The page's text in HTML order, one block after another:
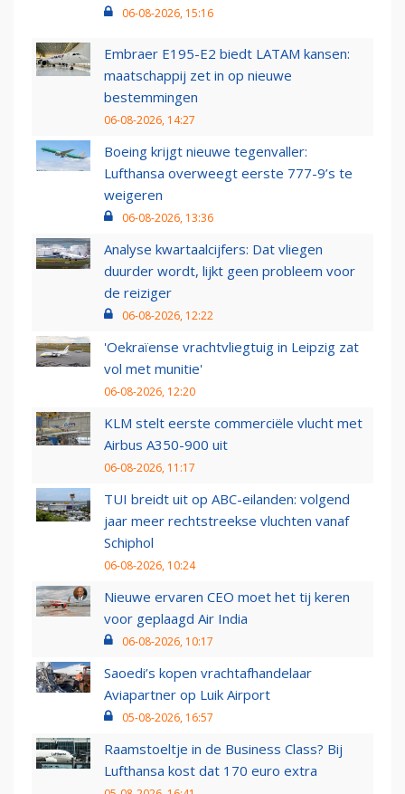
06-08-2026, 15:16
Embraer E195-E2 biedt LATAM kansen:
maatschappij zet in op nieuwe
bestemmingen
06-08-2026, 14:27
Boeing krijgt nieuwe tegenvaller:
Lufthansa overweegt eerste 777-9’s te
weigeren
06-08-2026, 13:36
Analyse kwartaalcijfers: Dat vliegen
duurder wordt, lijkt geen probleem voor
de reiziger
06-08-2026, 12:22
'Oekraïense vrachtvliegtuig in Leipzig zat
vol met munitie'
06-08-2026, 12:20
KLM stelt eerste commerciële vlucht met
Airbus A350-900 uit
06-08-2026, 11:17
TUI breidt uit op ABC-eilanden: volgend
jaar meer rechtstreekse vluchten vanaf
Schiphol
06-08-2026, 10:24
Nieuwe ervaren CEO moet het tij keren
voor geplaagd Air India
06-08-2026, 10:17
Saoedi’s kopen vrachtafhandelaar
Aviapartner op Luik Airport
05-08-2026, 16:57
Raamstoeltje in de Business Class? Bij
Lufthansa kost dat 170 euro extra